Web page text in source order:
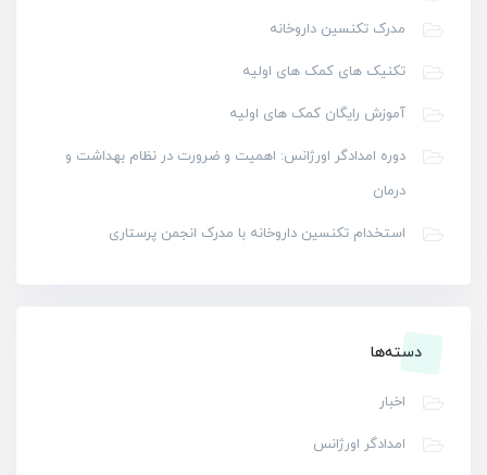
مدرک تکنسین داروخانه
تکنیک های کمک های اولیه
آموزش رایگان کمک های اولیه
دوره امدادگر اورژانس: اهمیت و ضرورت در نظام بهداشت و
درمان
استخدام تکنسین داروخانه با مدرک انجمن پرستاری
دسته‌ها
اخبار
امدادگر اورژانس